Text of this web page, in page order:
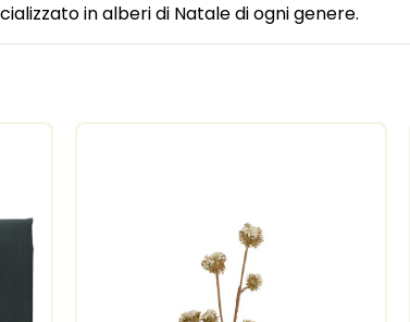
in alberi di Natale di ogni genere.